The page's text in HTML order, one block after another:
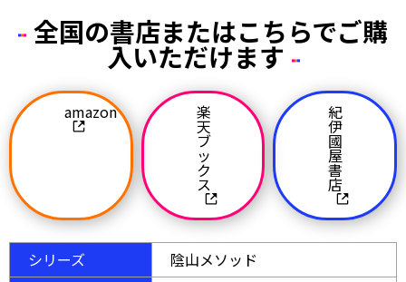
全国の書店またはこちらでご購
入いただけます
amazon 楽
天
ブ
ッ
ク
ス
紀
伊
國
屋
書
店
シリーズ
陰山メソッド